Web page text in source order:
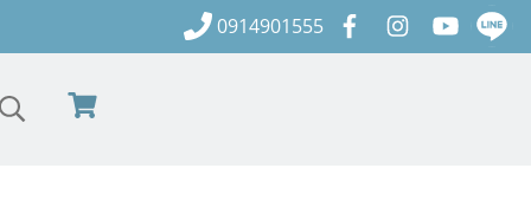
0914901555